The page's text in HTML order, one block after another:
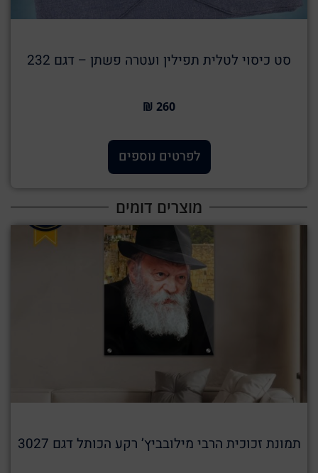
סט כיסוי לטלית תפילין ועטרה פשתן – דגם 232
260 ₪
לפרטים נוספים
מוצרים דומים
תמונת זכוכית הרבי מילובביץ’ רקע הכותל דגם 3027